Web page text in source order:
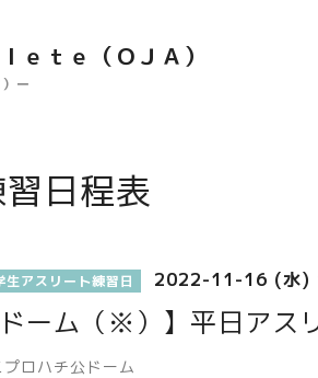
ｔｅ（ＯＪＡ）
ー
日程表
生アスリート練習日 2022-11-16 (水)
ドーム（※）】平日アス
プロハチ公ドーム